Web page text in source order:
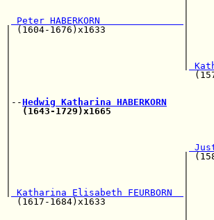
Peter HABERKORN
| (1604-
|                               |
|                               |
|
|
|--Hedwig Katharina HABERKORN
(1643-1729)x1665
|
|
|
Katharina Elisabeth FEURBORN
(1617-
|